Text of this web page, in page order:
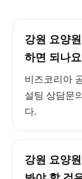
강원 요양
하면 되나
비즈코리아
설팅 상담문
다.
강원 요양